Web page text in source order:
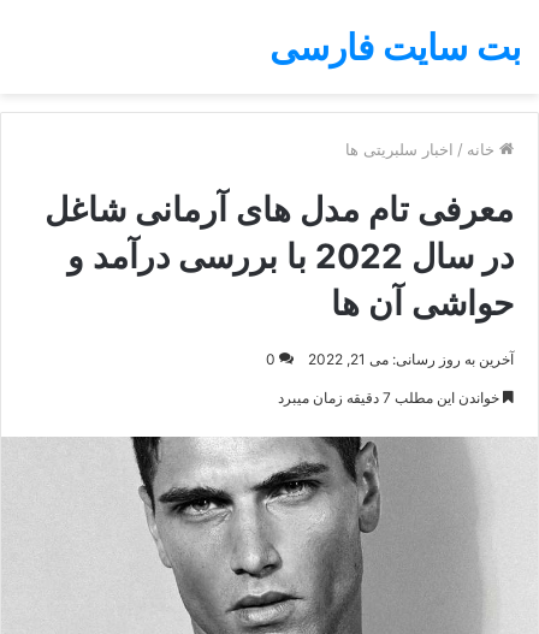
بت سایت فارسی
خانه / اخبار سلبریتی ها
معرفی تام مدل های آرمانی شاغل
در سال 2022 با بررسی درآمد و
حواشی آن ها
آخرین به روز رسانی: می 21, 2022 0
خواندن این مطلب 7 دقیقه زمان میبرد